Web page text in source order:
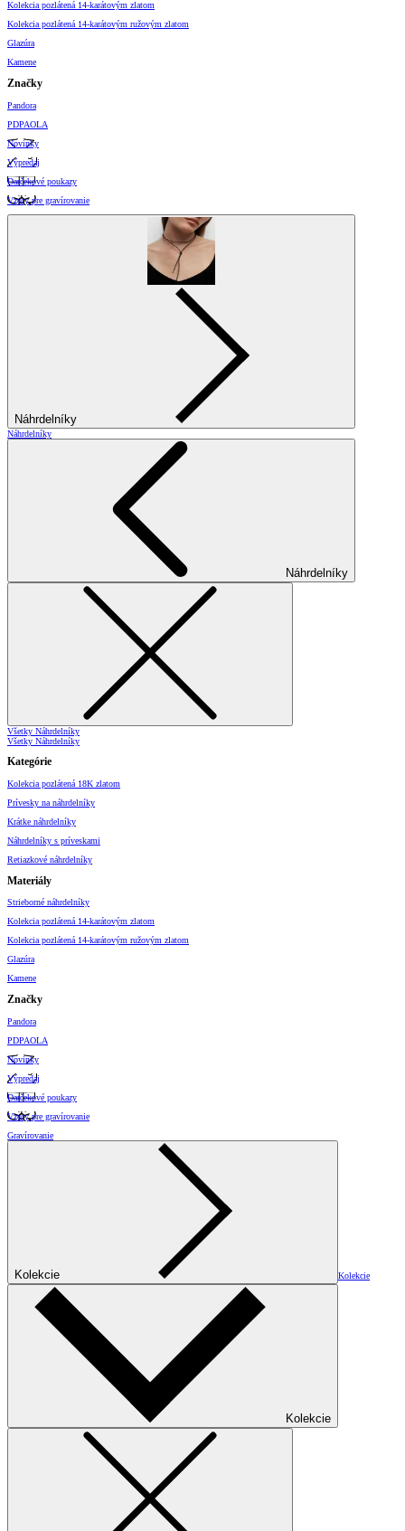
Kolekcia pozlátená 14-karátovým zlatom
Kolekcia pozlátená 14-karátovým ružovým zlatom
Glazúra
Kamene
Značky
Pandora
PDPAOLA
Novinky
Výpredaj
Darčekové poukazy
Vzory pre gravírovanie
Náhrdelníky
Náhrdelníky
Náhrdelníky
Všetky Náhrdelníky
Všetky Náhrdelníky
Kategórie
Kolekcia pozlátená 18K zlatom
Prívesky na náhrdelníky
Krátke náhrdelníky
Náhrdelníky s príveskami
Retiazkové náhrdelníky
Materiály
Strieborné náhrdelníky
Kolekcia pozlátená 14-karátovým zlatom
Kolekcia pozlátená 14-karátovým ružovým zlatom
Glazúra
Kamene
Značky
Pandora
PDPAOLA
Novinky
Výpredaj
Darčekové poukazy
Vzory pre gravírovanie
Gravírovanie
Kolekcie Kolekcie
Kolekcie